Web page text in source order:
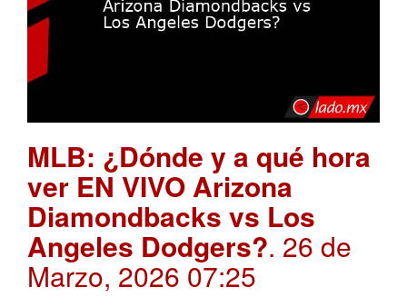
MLB: ¿Dónde y a qué hora
ver EN VIVO Arizona
Diamondbacks vs Los
Angeles Dodgers?. 26 de
Marzo, 2026 07:25